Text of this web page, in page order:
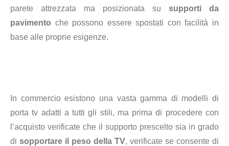
parete attrezzata ma posizionata su supporti da
pavimento che possono essere spostati con facilità in
base alle proprie esigenze.
In commercio esistono una vasta gamma di modelli di
porta tv adatti a tutti gli stili, ma prima di procedere con
l’acquisto verificate che il supporto prescelto sia in grado
di sopportare il peso della TV, verificate se consente di